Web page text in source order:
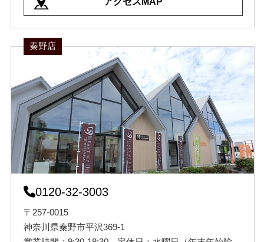
秦野店
0120-32-3003
〒257-0015
神奈川県秦野市平沢369-1